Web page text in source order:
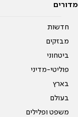
מדורים
חדשות
מבזקים
ביטחוני
פוליטי-מדיני
בארץ
בעולם
משפט ופלילים